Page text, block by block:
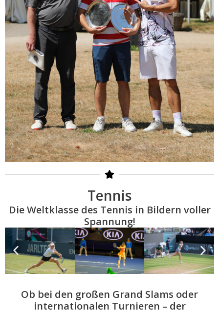
Tennis
Die Weltklasse des Tennis in Bildern voller
Spannung!
Ob bei den großen Grand Slams oder
internationalen Turnieren – der